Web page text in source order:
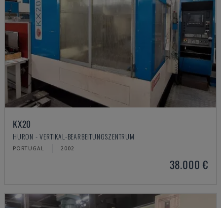
KX20
HURON - VERTIKAL-BEARBEITUNGSZENTRUM
PORTUGAL 2002
38.000 €